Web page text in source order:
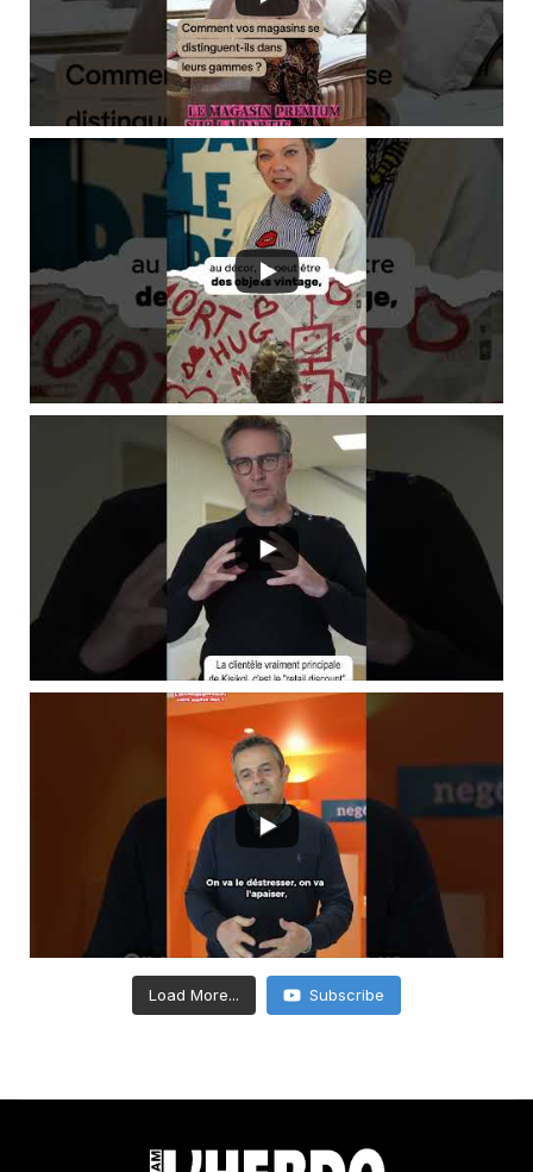
Load More... Subscribe